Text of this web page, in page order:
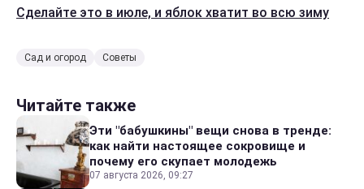
Сделайте это в июле, и яблок хватит во всю зиму
Сад и огород Советы
Читайте также
Эти "бабушкины" вещи снова в тренде:
как найти настоящее сокровище и
почему его скупает молодежь
07 августа 2026, 09:27